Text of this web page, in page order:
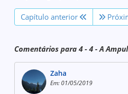
Capítulo anterior
Comentários para 4 - 4 - A
Zaha
Em: 01/05/2019